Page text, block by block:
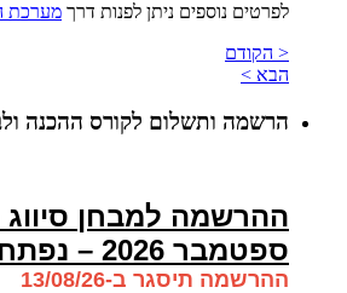
לפרטים נוספים ניתן לפנות דרך מערכת
< הקודם
הבא >
הרשמה ותשלום לקורס ההכנה
ההרשמה למבחן סיווג
ספטמבר 2026 – נפתחה!
ההרשמה תיסגר ב-13/08/26